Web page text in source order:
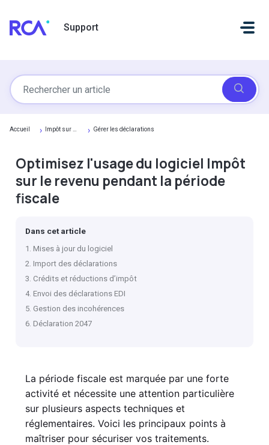
Support
Accueil Gérer les déclarations
Optimisez l'usage du logiciel Impôt
sur le revenu pendant la période
fiscale
Dans cet article
1. Mises à jour du logiciel
2. Import des déclarations
3. Crédits et réductions d’impôt
4. Envoi des déclarations EDI
5. Gestion des incohérences
6. Déclaration 2047
La période fiscale est marquée par une forte
activité et nécessite une attention particulière
sur plusieurs aspects techniques et
réglementaires. Voici les principaux points à
maîtriser pour sécuriser vos traitements.